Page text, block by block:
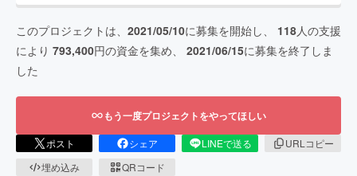
このプロジェクトは、 2021/05/10に募集を開始し、 118人の支援
により 793,400円の資金を集め、 2021/06/15に募集を終了しま
した
もう一度プロジェクトをやってほしい
ポスト シェア LINEで送る
URLコピー
埋め込み
QRコード